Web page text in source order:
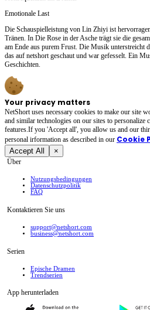
Emotionale Last
Die Schauspielleistung von Lin Zhiyi ist
Tränen. In Die Rose in der Asche trägt sie die
am Ende aus purem Frust. Die Musik unterstreicht
das auf netshort geschaut und war gefesselt. Ein
Geschichten.
Your privacy matters
NetShort uses necessary cookies to make our site
and similar technologies on our sites to personalize
features.If you 'Accept all', you allow us and our
personal irformation as described in our Cookie
Accept All ×
Über
Nutzungsbedingungen
Datenschutzpolitik
FAQ
Kontaktieren Sie uns
support@netshort.com
business@netshort.com
Serien
Epische Dramen
Trendserien
App herunterladen